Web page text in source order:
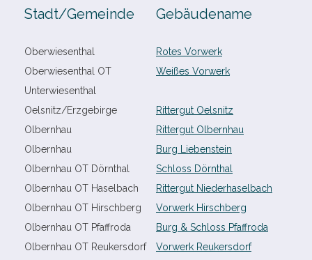
Stadt/​Gemeinde Gebäudename
Oberwiesenthal
Rotes Vorwerk
Oberwiesenthal OT
Unterwiesenthal
Weißes Vorwerk
Oelsnitz/​Erzgebirge
Rittergut Oelsnitz
Olbernhau
Rittergut Olbernhau
Olbernhau
Burg Liebenstein
Olbernhau OT Dörnthal
Schloss Dörnthal
Olbernhau OT Haselbach
Rittergut Niederhaselbach
Olbernhau OT Hirschberg
Vorwerk Hirschberg
Olbernhau OT Pfaffroda
Burg & Schloss Pfaffroda
Olbernhau OT Reukersdorf
Vorwerk Reukersdorf